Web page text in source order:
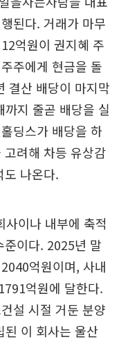
된다. 거래가 마무
억원이 권지혜 주
주에게 현금을 돌
결산 배당이 마지막
지 줄곧 배당을 실
딩스가 배당을 하
려해 차등 유상감
도 나온다.
이나 내부에 축적
준이다. 2025년 말
억원이며, 사내
억원에 달한다.
설 시절 거둔 분양
이 회사는 울산